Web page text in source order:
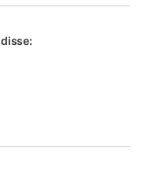
disse: